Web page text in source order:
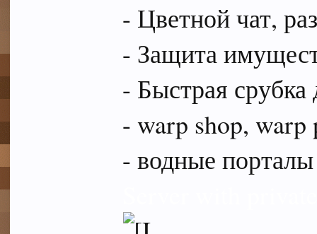
- Цветной чат,
- Защита
- Быстрая
- warp shop, warp
- водные